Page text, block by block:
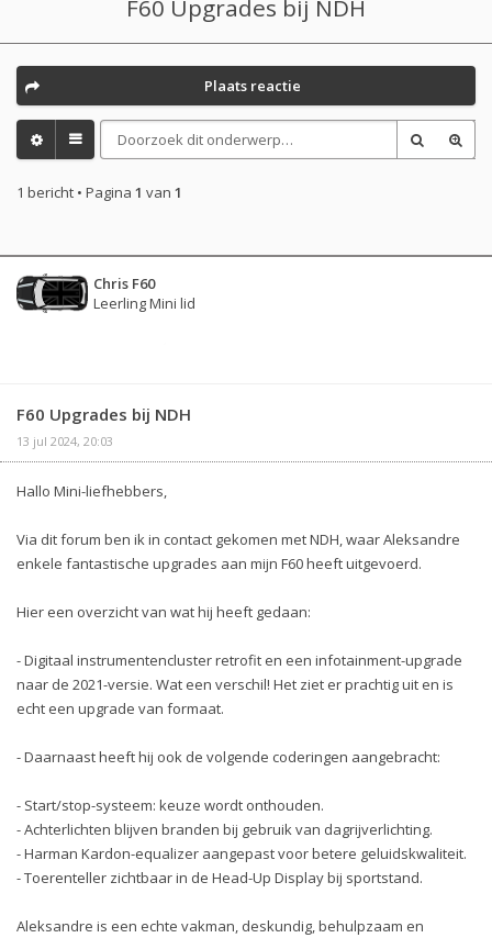
F60 Upgrades bij NDH
Plaats reactie
1 bericht • Pagina 1 van 1
Chris F60
Leerling Mini lid
F60 Upgrades bij NDH
13 jul 2024, 20:03
Hallo Mini-liefhebbers,
Via dit forum ben ik in contact gekomen met NDH, waar Aleksandre
enkele fantastische upgrades aan mijn F60 heeft uitgevoerd.
Hier een overzicht van wat hij heeft gedaan:
- Digitaal instrumentencluster retrofit en een infotainment-upgrade
naar de 2021-versie. Wat een verschil! Het ziet er prachtig uit en is
echt een upgrade van formaat.
- Daarnaast heeft hij ook de volgende coderingen aangebracht:
- Start/stop-systeem: keuze wordt onthouden.
- Achterlichten blijven branden bij gebruik van dagrijverlichting.
- Harman Kardon-equalizer aangepast voor betere geluidskwaliteit.
- Toerenteller zichtbaar in de Head-Up Display bij sportstand.
Aleksandre is een echte vakman, deskundig, behulpzaam en